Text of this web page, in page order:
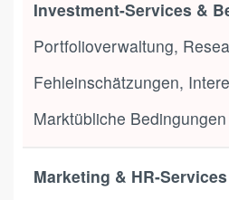
Investment-Services &
Portfolioverwaltung,
Fehleinschätzungen,
Marktübliche
Marketing & HR-Services